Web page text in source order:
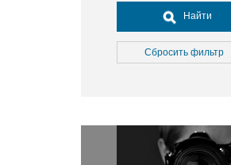
Досуг, туризм и отдых
Культура
Медицина
Окружающая среда
Политика
Найти
Сбросить фильтр